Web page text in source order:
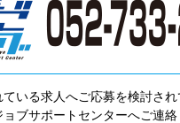
いる求人へご応募を検討され
ョブサポートセンターへご連